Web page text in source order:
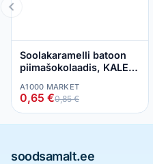
Soolakaramelli batoon
piimašokolaadis, KALEV,
A1000 MARKET
0,65 €0,85 €
soodsamalt.ee